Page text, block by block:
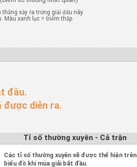
xảy ra trong giải đấu này.
Màu xanh lục = Điểm thấp
đầu.
được diễn ra.
Tỉ số thường xuyên - Cả trận
Các tỉ số thường xuyên sẽ được thể hiện trên
biểu đồ khi mùa giải bắt đầu.